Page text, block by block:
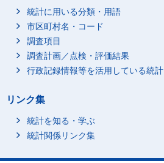
統計に用いる分類・用語
市区町村名・コード
調査項目
調査計画／点検・評価結果
行政記録情報等を活用している統計
リンク集
統計を知る・学ぶ
統計関係リンク集